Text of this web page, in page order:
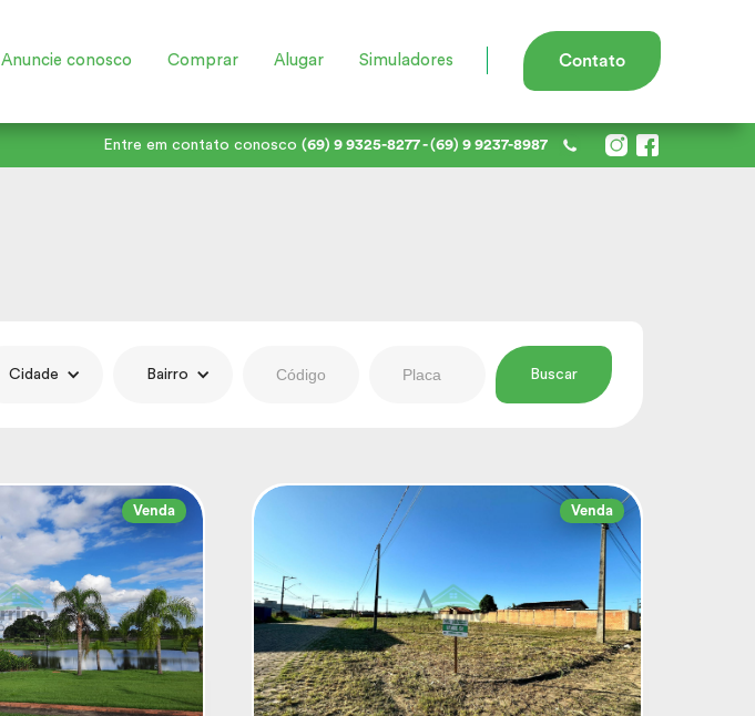
Anuncie conosco Comprar Alugar Simuladores Contato
Entre em contato conosco (69) 9 9325-8277- (69) 9 9237-8987
Cidade Bairro
Venda Venda